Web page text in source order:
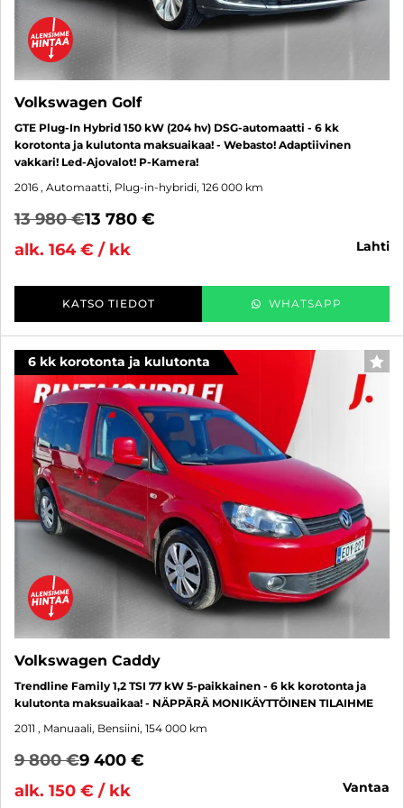
Volkswagen Golf
GTE Plug-In Hybrid 150 kW (204 hv) DSG-automaatti - 6 kk
korotonta ja kulutonta maksuaikaa! - Webasto! Adaptiivinen
vakkari! Led-Ajovalot! P-Kamera!
2016 , Automaatti, Plug-in-hybridi, 126 000 km
13 980 €13 780 €
alk. 164 € / kk
lahti
KATSO TIEDOT WHATSAPP
6 kk korotonta ja kulutonta
Volkswagen Caddy
Trendline Family 1,2 TSI 77 kW 5-paikkainen - 6 kk korotonta ja
kulutonta maksuaikaa! - NÄPPÄRÄ MONIKÄYTTÖINEN TILAIHME
2011 , Manuaali, Bensiini, 154 000 km
9 800 €9 400 €
alk. 150 € / kk
vantaa